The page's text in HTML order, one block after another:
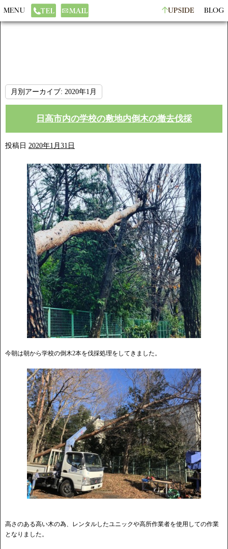
月別アーカイブ: 2020年1月
日高市内の学校の敷地内倒木の撤去伐採
投稿日 2020年1月31日
今朝は朝から学校の倒木2本を伐採処理をしてきました。
高さのある高い木の為、レンタルしたユニックや高所作業者を使用しての作業
となりました。